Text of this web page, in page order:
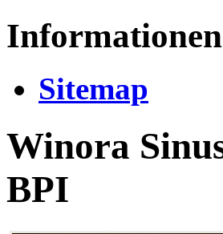
Informationen
Sitemap
Winora
BPI